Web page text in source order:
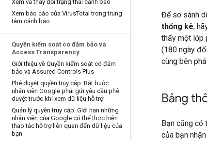
Xem và thay đổi trạng thái cảnh báo
Xem báo cáo của VirusTotal trong trung
tâm cảnh báo
Quyền kiểm soát có đảm bảo và
Access Transparency
Giới thiệu về Quyền kiểm soát có đảm
bảo và Assured Controls Plus
Phê duyệt quyền truy cập: Bắt buộc
nhân viên Google phải gửi yêu cầu phê
duyệt trước khi xem dữ liệu hỗ trợ
Quản lý quyền truy cập: Giới hạn những
nhân viên của Google có thể thực hiện
thao tác hỗ trợ liên quan đến dữ liệu của
bạn
Để so sánh
thống kê,
thấy một lớp
(180 ngày
cùng bên
Bảng
Bạn cũng có
của bạn